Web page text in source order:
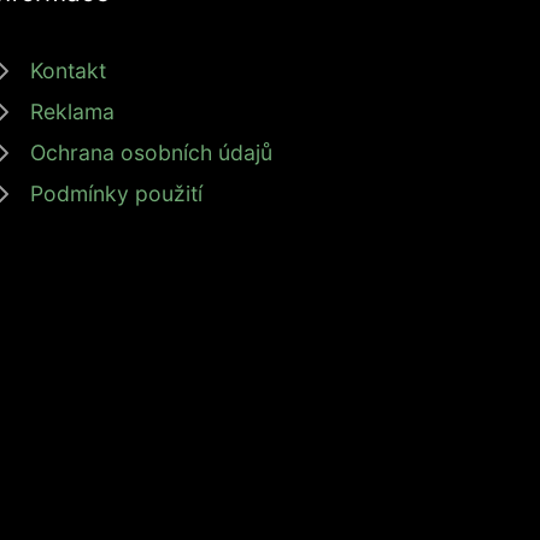
Kontakt
Reklama
Ochrana osobních údajů
Podmínky použití